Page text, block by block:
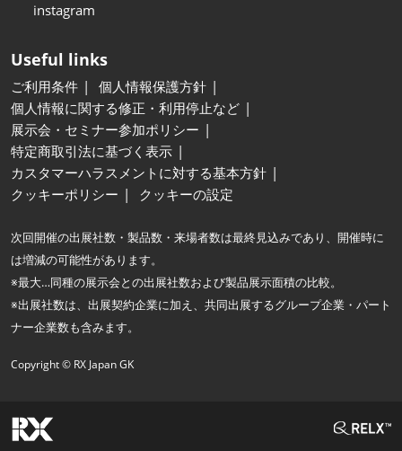
instagram
Useful links
ご利用条件
個人情報保護方針
個人情報に関する修正・利用停止など
展示会・セミナー参加ポリシー
特定商取引法に基づく表示
カスタマーハラスメントに対する基本方針
クッキーポリシー
クッキーの設定
次回開催の出展社数・製品数・来場者数は最終見込みであり、開催時に
は増減の可能性があります。
※最大…同種の展示会との出展社数および製品展示面積の比較。
※出展社数は、出展契約企業に加え、共同出展するグループ企業・パート
ナー企業数も含みます。
Copyright © RX Japan GK